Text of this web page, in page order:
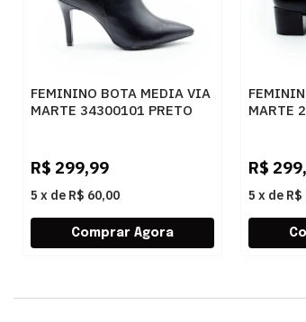
FEMININO BOTA MEDIA VIA
MARTE 34300101 PRETO
R$ 299,99
5 x de R$ 60,00
MARTE
R$
5 x de R$